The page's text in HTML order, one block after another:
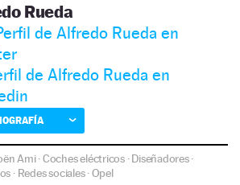
Rueda
de Alfredo Rueda en
de Alfredo Rueda en
Ami·Coches eléctricos·Diseñadores·
· Redes sociales·Opel